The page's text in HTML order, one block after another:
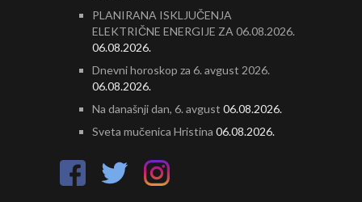
PLANIRANA ISKLJUČENJA
ELEKTRIČNE ENERGIJE ZA 06.08.2026.
06.08.2026.
Dnevni horoskop za 6. avgust 2026.
06.08.2026.
Na današnji dan, 6. avgust 06.08.2026.
Sveta mučenica Hristina 06.08.2026.